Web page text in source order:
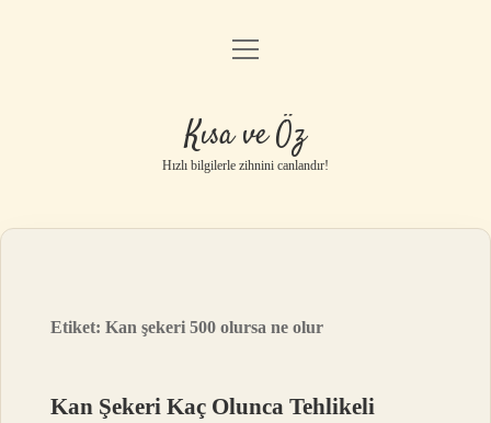
Anasayfa
Gizlilik Politikası
Yasal Uyarı
menüyü
Kısa ve Öz
Hızlı bilgilerle zihnini canlandır!
Etiket:Kan şekeri 500 olursa ne olur
Kan Şekeri Kaç Olunca Tehlikeli